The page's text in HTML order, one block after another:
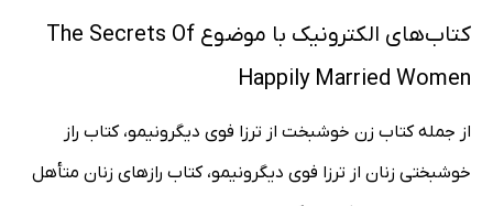
کتاب‌های الکترونیک با موضوع The Secrets Of
Happily Married Women
از جمله کتاب زن خوشبخت از ترزا فوی دیگرونیمو، کتاب راز
خوشبختی زنان از ترزا فوی دیگرونیمو، کتاب رازهای زنان متأهل